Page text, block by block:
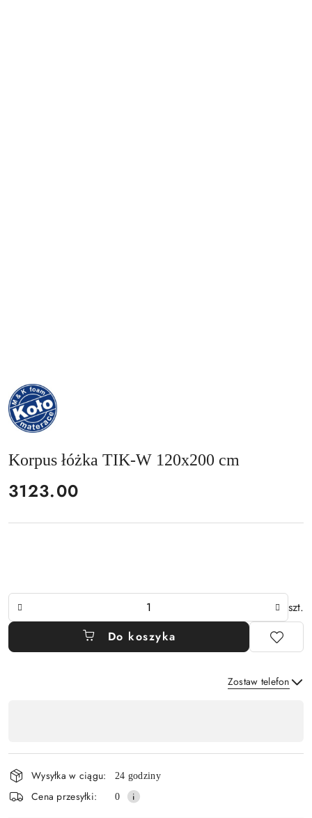
NAZWA
PRODUCENTA:
MKFOAM
Korpus łóżka TIK-W 120x200 cm
cena:
3123.00
szt.
Do koszyka
Zostaw telefon
i
dostawa
Wysyłka w ciągu: 24 godziny
Cena przesyłki: 0